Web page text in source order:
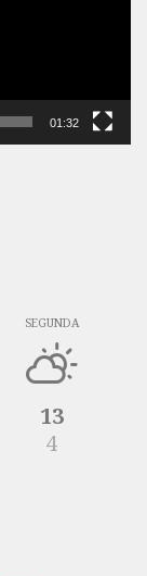
01:32
SEGUNDA
13
4